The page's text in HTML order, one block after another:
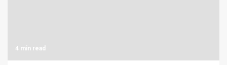
4 min read